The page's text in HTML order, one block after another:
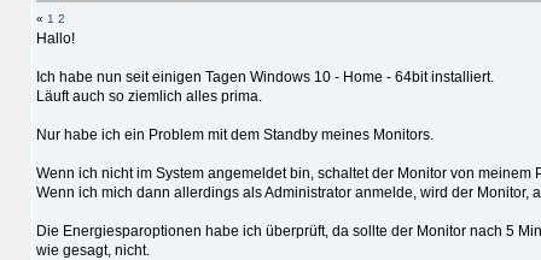
« 1 2
Hallo!
Ich habe nun seit einigen Tagen Windows 10 - Home - 64bit installiert.
Läuft auch so ziemlich alles prima.
Nur habe ich ein Problem mit dem Standby meines Monitors.
Wenn ich nicht im System angemeldet bin, schaltet der Monitor von
Wenn ich mich dann allerdings als Administrator anmelde, wird der Monitor,
Die Energiesparoptionen habe ich überprüft, da sollte der Monitor nach 5
wie gesagt, nicht.